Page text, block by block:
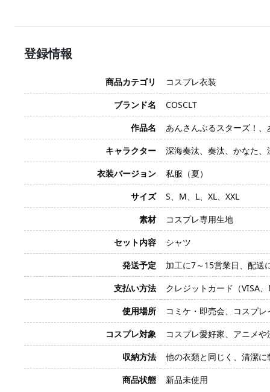
登録情報
商品カテゴリ
コスプレ衣装
ブランド名
COSCLT
作品名
あんさんぶるスターズ！
キャラクター
深海奏汰、奏汰、かなた、
衣装バージョン
私服（夏）
サイズ
S、M、L、XL、XXL
素材
コスプレ専用生地
セット内容
シャツ
発送予定
加工に7～15営業日、配送
支払い方法
クレジットカード（VISA
使用場所
コミケ・即売会、コスプ
コスプレ対象
コスプレ愛好家、アニメ
収納方法
他の衣類と同じく、清潔に
商品状態
新品未使用